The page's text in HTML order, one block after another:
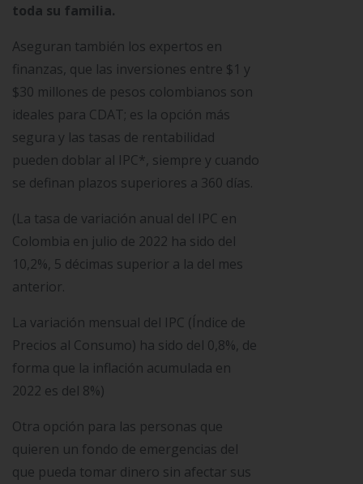
toda su familia.
Aseguran también los expertos en
finanzas, que las inversiones entre $1 y
$30 millones de pesos colombianos son
ideales para CDAT; es la opción más
segura y las tasas de rentabilidad
pueden doblar al IPC*, siempre y cuando
se definan plazos superiores a 360 días.
(La tasa de variación anual del IPC en
Colombia en julio de 2022 ha sido del
10,2%, 5 décimas superior a la del mes
anterior.
La variación mensual del IPC (Índice de
Precios al Consumo) ha sido del 0,8%, de
forma que la inflación acumulada en
2022 es del 8%)
Otra opción para las personas que
quieren un fondo de emergencias del
que pueda tomar dinero sin afectar sus